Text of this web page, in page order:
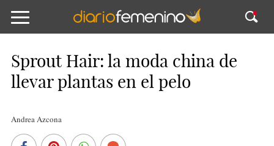
Sprout Hair: la moda china de
llevar plantas en el pelo
Andrea Azcona